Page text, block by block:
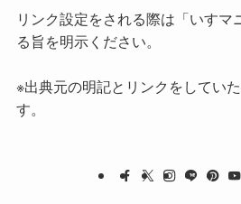
リンク設定をされる際は「いすマ
る旨を明示ください。
※出典元の明記とリンクをしてい
す。